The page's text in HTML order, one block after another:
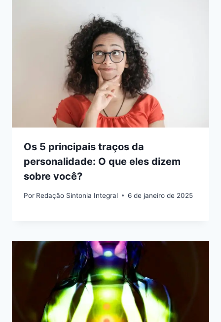
Os 5 principais traços da
personalidade: O que eles dizem
sobre você?
Por Redação Sintonia Integral 6 de janeiro de 2025